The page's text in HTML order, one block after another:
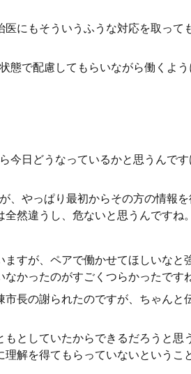
にもそういうふうな対応を取って
態で配慮してもらいながら働くよ
今日どうなっているかと思うんで
、やっぱり最初からその方の情報
然違うし、危ないと思うんですね。
すが、ペアで働かせてほしいなと
かったのがすごくつらかったです
長の謝られたのですが、ちゃんと
としていたからできるだろうと思
解を得てもらっていないというこ